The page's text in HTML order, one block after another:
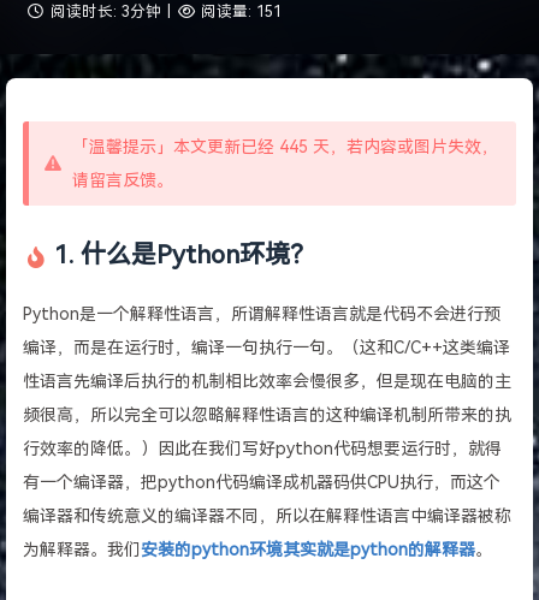
阅读时长: 3分钟 阅读量: 151
「温馨提示」本文更新已经 445 天，若内容或图片失效，
请留言反馈。
1. 什么是Python环境？
Python是一个解释性语言，所谓解释性语言就是代码不会进行预
编译，而是在运行时，编译一句执行一句。（这和C/C++这类编译
性语言先编译后执行的机制相比效率会慢很多，但是现在电脑的主
频很高，所以完全可以忽略解释性语言的这种编译机制所带来的执
行效率的降低。）因此在我们写好python代码想要运行时，就得
有一个编译器，把python代码编译成机器码供CPU执行，而这个
编译器和传统意义的编译器不同，所以在解释性语言中编译器被称
为解释器。我们安装的python环境其实就是python的解释器。